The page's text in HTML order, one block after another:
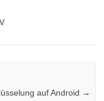
auf Android →